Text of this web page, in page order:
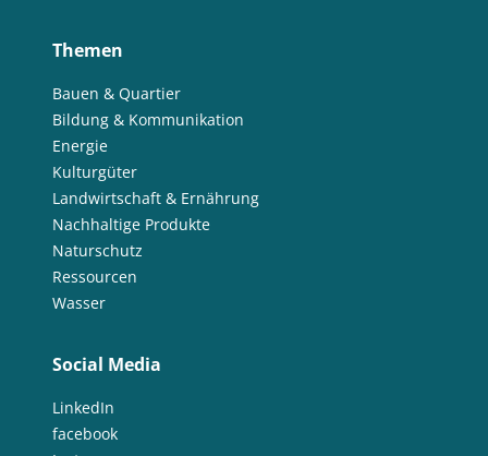
Themen
Bauen & Quartier
Bildung & Kommunikation
Energie
Kulturgüter
Landwirtschaft & Ernährung
Nachhaltige Produkte
Naturschutz
Ressourcen
Wasser
Social Media
LinkedIn
facebook